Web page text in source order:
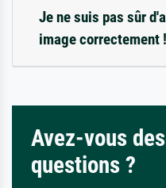
Je ne suis pas sûr
image correctement !
Avez-vous des
questions ?